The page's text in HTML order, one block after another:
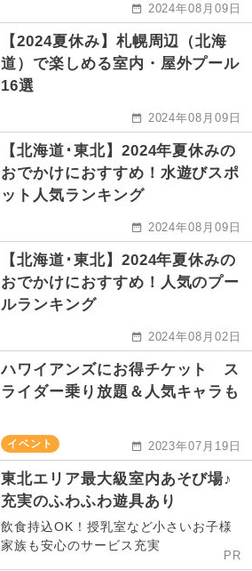
2024年08月09日
【2024夏休み】札幌周辺（北海
道）で楽しめる室内・屋外プール
16選
2024年08月09日
【北海道･東北】2024年夏休みの
おでかけにおすすめ！水遊びスポ
ット人気ランキング
2024年08月09日
【北海道･東北】2024年夏休みの
おでかけにおすすめ！人気のプー
ルランキング
2024年08月02日
ハワイアンズにお得チケット ス
ライダー乗り放題＆人気キャラも
イベント 2023年07月19日
東北エリア最大級室内あそび場♪
充実のふわふわ遊具あり
飲食持込OK！授乳室など小さいお子様
家族も安心のサービス充実
PR